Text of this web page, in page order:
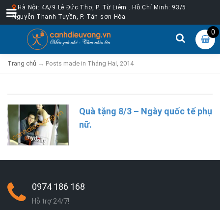
Hà Nội: 4A/9 Lê Đức Thọ, P. Từ Liêm . Hồ Chí Minh: 93/5
Nguyễn Thanh Tuyền, P. Tân sơn Hòa
0
Trang chủ → Posts made in Tháng Hai, 2014
Quà tặng 8/3 – Ngày quốc tế phụ
nữ.
0974 186 168
Hỗ trợ 24/7!